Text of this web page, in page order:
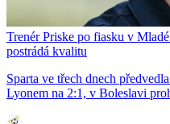
Trenér Priske po fiasku v
postrádá kvalitu
Sparta ve třech dnech
Lyonem na 2:1, v Boleslavi